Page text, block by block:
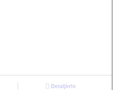
Detaljinfo